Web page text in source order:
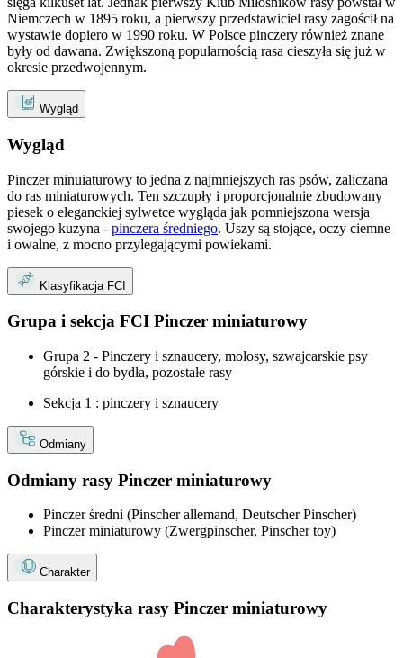
Niemczech w 1895 roku, a pierwszy przedstawiciel rasy zagościł na
wystawie dopiero w 1990 roku. W Polsce pinczery również znane
były od dawana. Zwiększoną popularnością rasa cieszyła się już w
okresie przedwojennym.
Wygląd
Wygląd
Pinczer minuiaturowy to jedna z najmniejszych ras psów, zaliczana
do ras miniaturowych. Ten szczupły i proporcjonalnie zbudowany
piesek o eleganckiej sylwetce wygląda jak pomniejszona wersja
swojego kuzyna - pinczera średniego. Uszy są stojące, oczy ciemne
i owalne, z mocno przylegającymi powiekami.
Klasyfikacja FCI
Grupa i sekcja FCI Pinczer miniaturowy
Grupa 2 - Pinczery i sznaucery, molosy, szwajcarskie psy
górskie i do bydła, pozostałe rasy
Sekcja 1 : pinczery i sznaucery
Odmiany
Odmiany rasy Pinczer miniaturowy
Pinczer średni (Pinscher allemand, Deutscher Pinscher)
Pinczer miniaturowy (Zwergpinscher, Pinscher toy)
Charakter
Charakterystyka rasy Pinczer miniaturowy